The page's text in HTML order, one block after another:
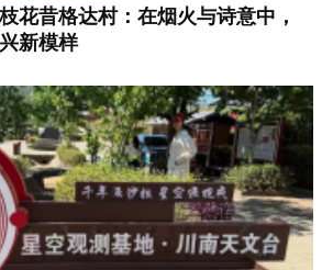
花昔格达村：在烟火与诗意中，
新模样